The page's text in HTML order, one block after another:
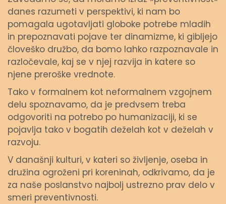
danes razumeti v perspektivi, ki nam bo
pomagala ugotavljati globoke potrebe mladih
in prepoznavati pojave ter dinamizme, ki gibljejo
človeško družbo, da bomo lahko razpoznavale in
razločevale, kaj se v njej razvija in katere so
njene preroške vrednote.
Tako v formalnem kot neformalnem vzgojnem
delu spoznavamo, da je predvsem treba
odgovoriti na potrebo po humanizaciji, ki se
pojavlja tako v bogatih deželah kot v deželah v
razvoju.
V današnji kulturi, v kateri so življenje, oseba in
družina ogroženi pri koreninah, odkrivamo, da je
za naše poslanstvo najbolj ustrezno prav delo v
smeri preventivnosti.